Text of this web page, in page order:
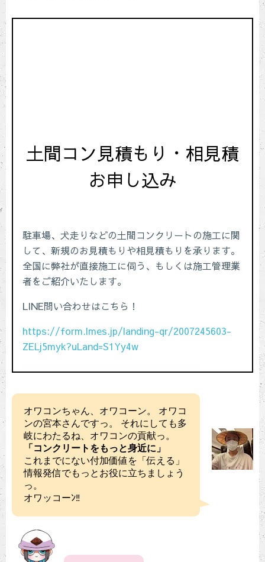
オワコンちゃん、オワコーン。 オワコ
ンの宮本さんですっ。 それにしても多
岐にわたるね、オワコンの貢献っ。
「コンクリートをもっと身近に」
これまでにない付加価値を「伝える」
情報発信でもっとお役に立ちましょう
っ。
オワッコーﾝ‼︎